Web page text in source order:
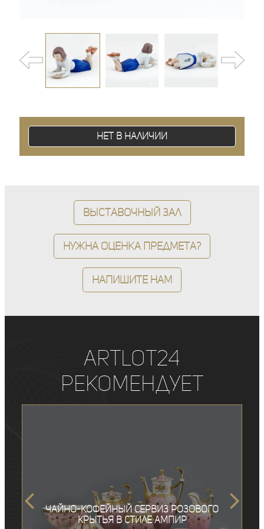
Нет в наличии
Выставочный зал
Нужна оценка предмета?
Напишите нам
ArtLot24
рекомендует
Чайно-кофейный сервиз розового
крытья в стиле ампир